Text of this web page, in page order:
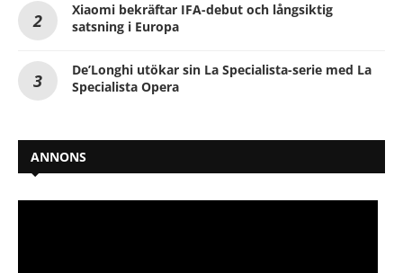
Xiaomi bekräftar IFA-debut och långsiktig
satsning i Europa
De’Longhi utökar sin La Specialista-serie med La
Specialista Opera
ANNONS